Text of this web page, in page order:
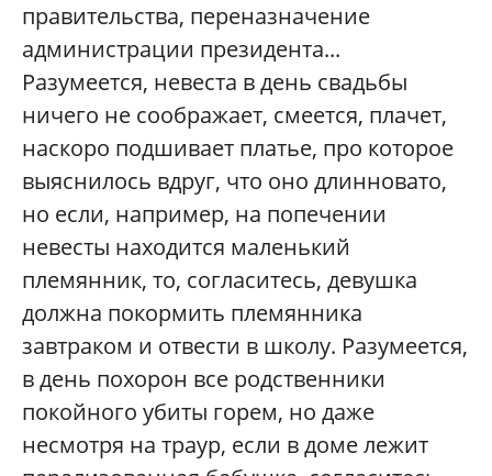
правительства, переназначение
администрации президента...
Разумеется, невеста в день свадьбы
ничего не соображает, смеется, плачет,
наскоро подшивает платье, про которое
выяснилось вдруг, что оно длинновато,
но если, например, на попечении
невесты находится маленький
племянник, то, согласитесь, девушка
должна покормить племянника
завтраком и отвести в школу. Разумеется,
в день похорон все родственники
покойного убиты горем, но даже
несмотря на траур, если в доме лежит